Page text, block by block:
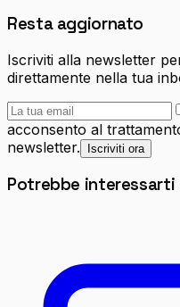
Resta aggiornato
Iscriviti alla newsletter
direttamente nella tua
acconsento al
newsletter.
Iscriviti ora
Potrebbe interessarti